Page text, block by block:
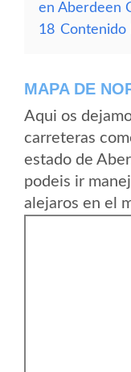
en Aberdeen
18 Contenido
MAPA DE
Aqui os
carreteras
estado de
podeis ir
alejaros en el